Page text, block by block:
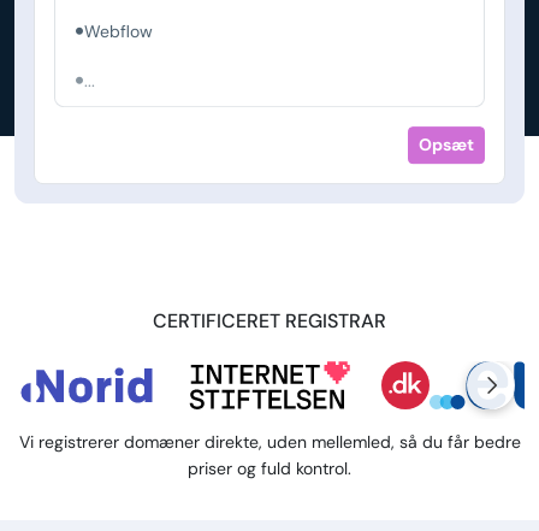
Webflow
...
Opsæt
CERTIFICERET REGISTRAR
Vi registrerer domæner direkte, uden mellemled, så du får bedre
priser og fuld kontrol.